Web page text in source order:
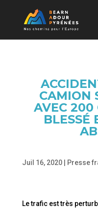
CAMION
AVEC 200
BLESSÉ
Juil 16, 2020| Presse
Le trafic est très